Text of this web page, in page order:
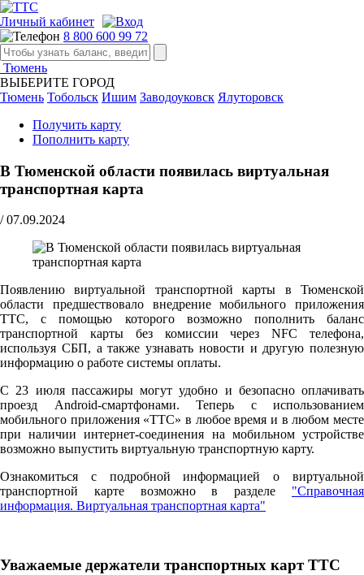
Личный кабинет
8 800 600 99 72
Тюмень
ВЫБЕРИТЕ ГОРОД
Тюмень Тобольск Ишим Заводоуковск Ялуторовск
Получить карту
Пополнить карту
В Тюменской области появилась виртуальная
транспортная карта
/ 07.09.2024
Появлению виртуальной транспортной карты в Тюменской
области предшествовало внедрение мобильного приложения
ТТС, с помощью которого возможно пополнить баланс
транспортной карты без комиссии через NFC телефона,
используя СБП, а также узнавать новости и другую полезную
информацию о работе системы оплаты.
С 23 июля пассажиры могут удобно и безопасно оплачивать
проезд Android-смартфонами. Теперь с использованием
мобильного приложения «ТТС» в любое время и в любом месте
при наличии интернет-соединения на мобильном устройстве
возможно выпустить виртуальную транспортную карту.
Ознакомиться с подробной информацией о виртуальной
транспортной карте возможно в разделе "Справочная
информация. Виртуальная транспортная карта"
Уважаемые держатели транспортных карт ТТС